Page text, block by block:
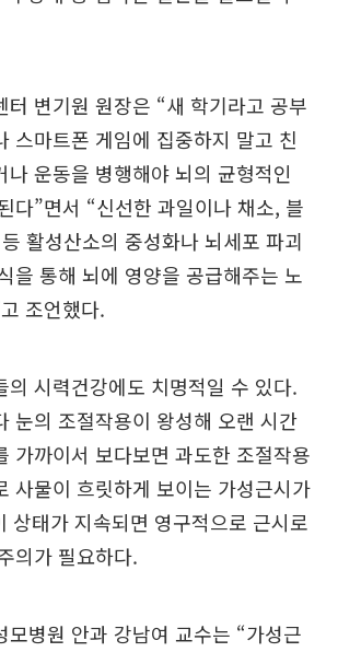
터 변기원 원장은 “새 학기라고 공부
스마트폰 게임에 집중하지 말고 친
나 운동을 병행해야 뇌의 균형적인
다”면서 “신선한 과일이나 채소, 블
활성산소의 중성화나 뇌세포 파괴
을 통해 뇌에 영양을 공급해주는 노
조언했다.
의 시력건강에도 치명적일 수 있다.
눈의 조절작용이 왕성해 오랜 시간
가까이서 보다보면 과도한 조절작용
사물이 흐릿하게 보이는 가성근시가
상태가 지속되면 영구적으로 근시로
의가 필요하다.
모병원 안과 강남여 교수는 “가성근